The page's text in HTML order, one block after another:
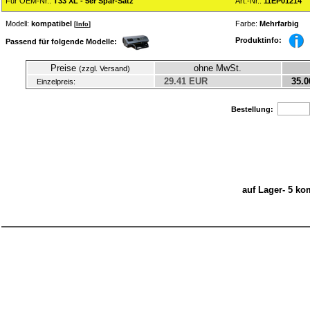
Modell: kompatibel [ Info] Farbe: Mehrfarbig
Passend für folgende Modelle: Produktinfo:
Preise (zzgl. Versand) ohne MwSt.
Einzelpreis: 29.41 EUR
Bestellung:
auf Lager- 5